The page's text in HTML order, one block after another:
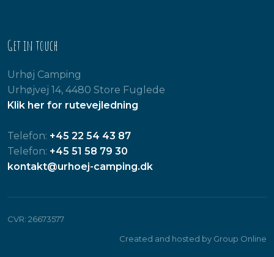
Get in touch
Urhøj Camping
Urhøjvej 14, 4480 Store Fuglede
Klik her for rutevejledning
Telefon: +45 22 54 43 87
Telefon: +45 51 58 79 30
kontakt@urhoej-camping.dk
CVR​: 26673577
Created and hosted by Group Online